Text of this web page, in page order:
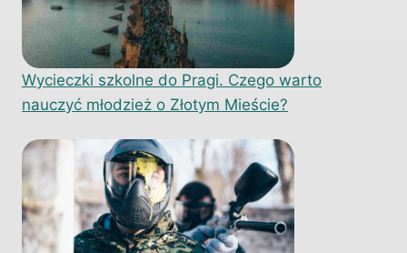
Wycieczki szkolne do Pragi. Czego warto
nauczyć młodzież o Złotym Mieście?